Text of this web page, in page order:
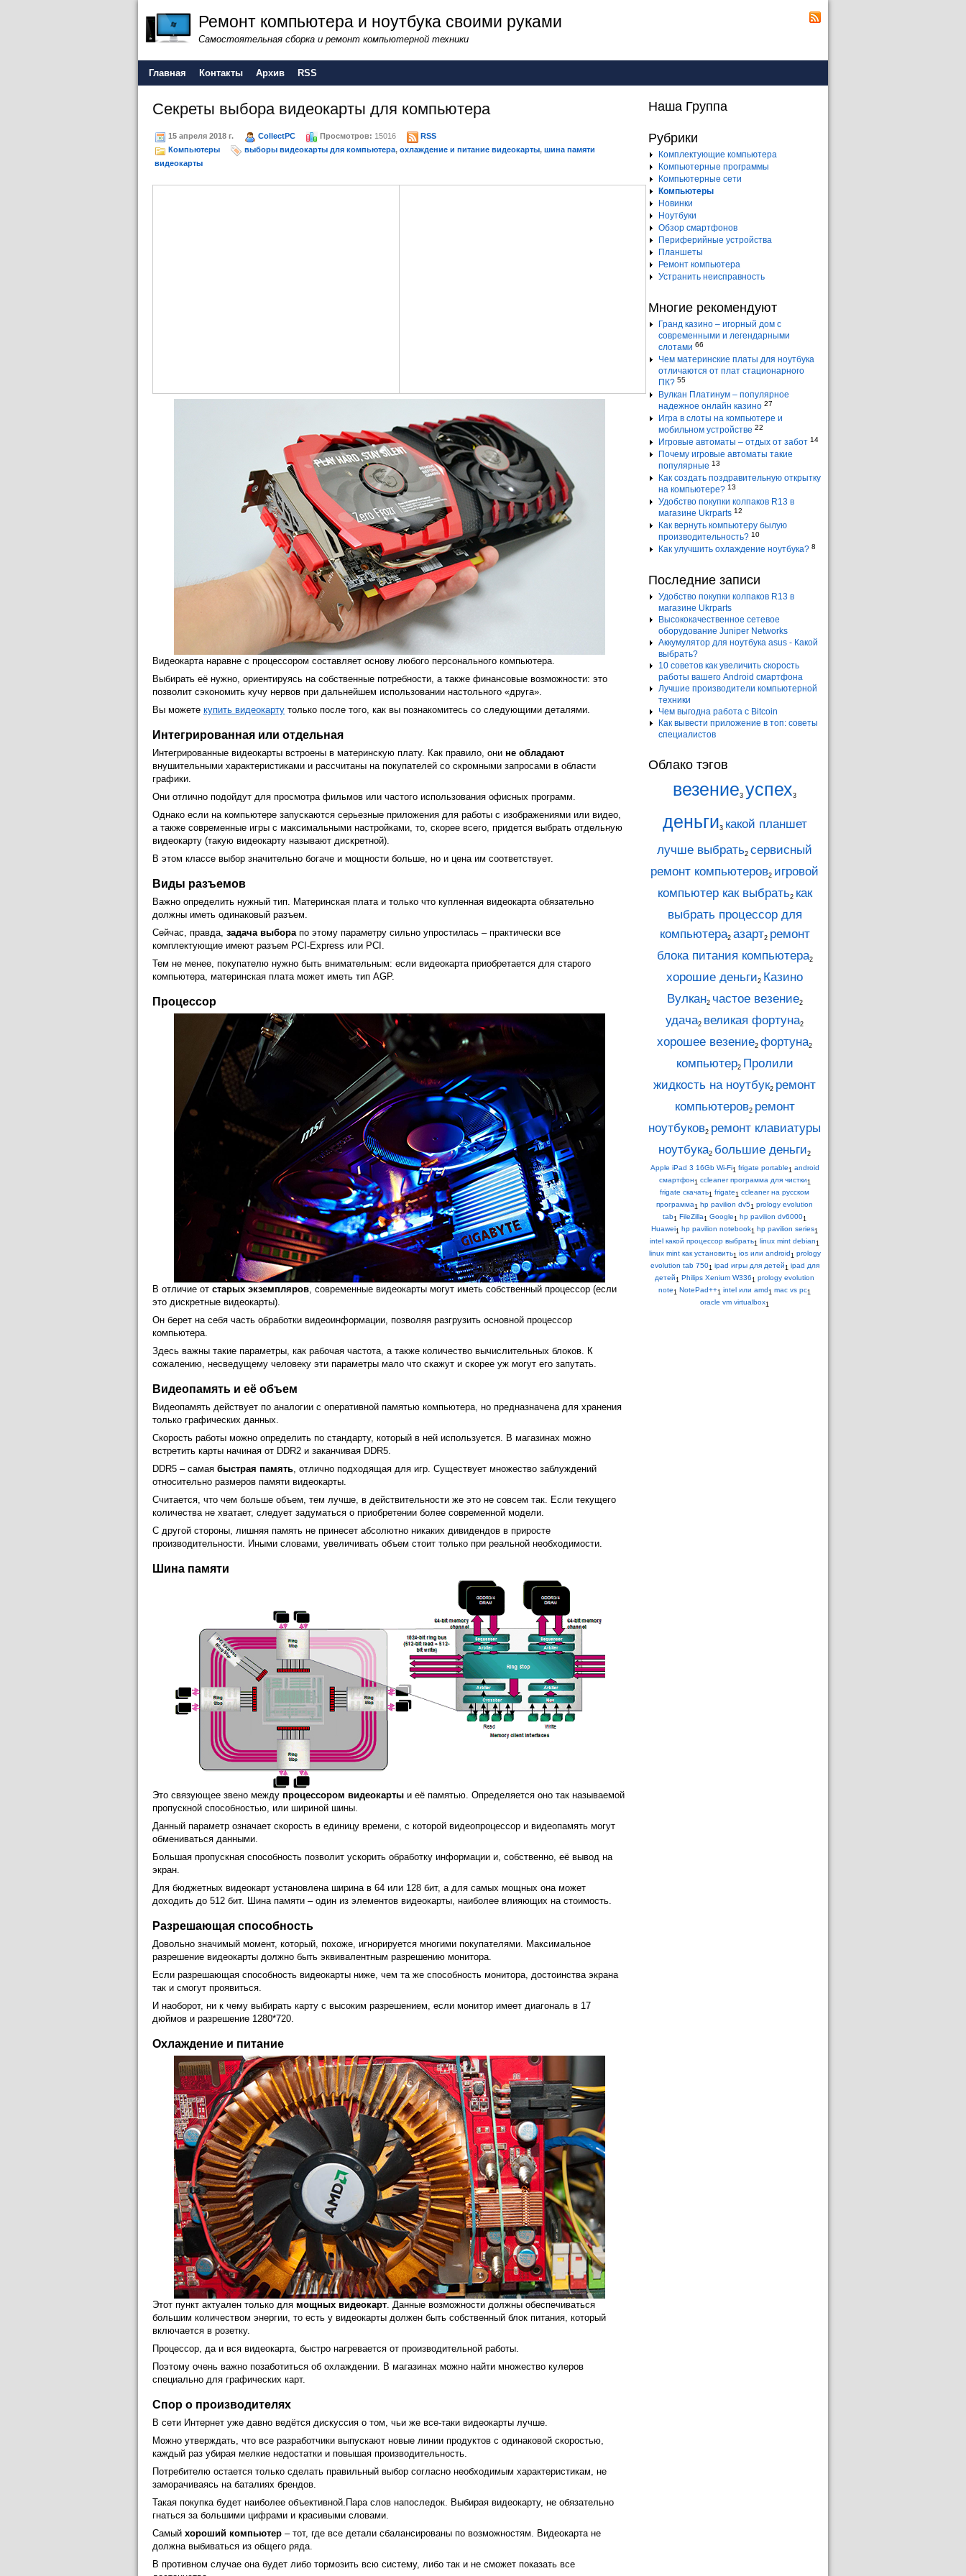
Ремонт компьютера и ноутбука своими руками
Самостоятельная сборка и ремонт компьютерной техники
Главная Контакты Архив RSS
Секреты выбора видеокарты для компьютера
15 апреля 2018 г. CollectPC Просмотров: 15016
RSS
Компьютеры
выборы видеокарты для компьютера, охлаждение и питание видеокарты, шина памяти
видеокарты
Видеокарта наравне с процессором составляет основу любого персонального компьютера.
Выбирать её нужно, ориентируясь на собственные потребности, а также финансовые возможности: это
позволит сэкономить кучу нервов при дальнейшем использовании настольного «друга».
Вы можете купить видеокарту только после того, как вы познакомитесь со следующими деталями.
Интегрированная или отдельная
Интегрированные видеокарты встроены в материнскую плату. Как правило, они не обладают
внушительными характеристиками и рассчитаны на покупателей со скромными запросами в области
графики.
Они отлично подойдут для просмотра фильмов или частого использования офисных программ.
Однако если на компьютере запускаются серьезные приложения для работы с изображениями или видео,
а также современные игры с максимальными настройками, то, скорее всего, придется выбрать отдельную
видеокарту (такую видеокарту называют дискретной).
В этом классе выбор значительно богаче и мощности больше, но и цена им соответствует.
Виды разъемов
Важно определить нужный тип. Материнская плата и только что купленная видеокарта обязательно
должны иметь одинаковый разъем.
Сейчас, правда, задача выборапо этому параметру сильно упростилась – практически все
комплектующие имеют разъем PCI-Express или PCI.
Тем не менее, покупателю нужно быть внимательным: если видеокарта приобретается для старого
компьютера, материнская плата может иметь тип AGP.
Процессор
В отличие от старых экземпляров, современные видеокарты могут иметь собственный процессор (если
это дискретные видеокарты).
Он берет на себя часть обработки видеоинформации, позволяя разгрузить основной процессор
компьютера.
Здесь важны такие параметры, как рабочая частота, а также количество вычислительных блоков. К
сожалению, несведущему человеку эти параметры мало что скажут и скорее уж могут его запутать.
Видеопамять и её объем
Видеопамять действует по аналогии с оперативной памятью компьютера, но предназначена для хранения
только графических данных.
Скорость работы можно определить по стандарту, который в ней используется. В магазинах можно
встретить карты начиная от DDR2 и заканчивая DDR5.
DDR5 – самая быстрая память, отлично подходящая для игр. Существует множество заблуждений
относительно размеров памяти видеокарты.
Считается, что чем больше объем, тем лучше, в действительности же это не совсем так. Если текущего
количества не хватает, следует задуматься о приобретении более современной модели.
С другой стороны, лишняя память не принесет абсолютно никаких дивидендов в приросте
производительности. Иными словами, увеличивать объем стоит только при реальной необходимости.
Шина памяти
Это связующее звено между процессором видеокарты и её памятью. Определяется оно так называемой
пропускной способностью, или шириной шины.
Данный параметр означает скорость в единицу времени, с которой видеопроцессор и видеопамять могут
обмениваться данными.
Большая пропускная способность позволит ускорить обработку информации и, собственно, её вывод на
экран.
Для бюджетных видеокарт установлена ширина в 64 или 128 бит, а для самых мощных она может
доходить до 512 бит. Шина памяти – один из элементов видеокарты, наиболее влияющих на стоимость.
Разрешающая способность
Довольно значимый момент, который, похоже, игнорируется многими покупателями. Максимальное
разрешение видеокарты должно быть эквивалентным разрешению монитора.
Если разрешающая способность видеокарты ниже, чем та же способность монитора, достоинства экрана
так и смогут проявиться.
И наоборот, ни к чему выбирать карту с высоким разрешением, если монитор имеет диагональ в 17
дюймов и разрешение 1280*720.
Охлаждение и питание
Этот пункт актуален только для мощных видеокарт. Данные возможности должны обеспечиваться
большим количеством энергии, то есть у видеокарты должен быть собственный блок питания, который
включается в розетку.
Процессор, да и вся видеокарта, быстро нагревается от производительной работы.
Поэтому очень важно позаботиться об охлаждении. В магазинах можно найти множество кулеров
специально для графических карт.
Спор о производителях
В сети Интернет уже давно ведётся дискуссия о том, чьи же все-таки видеокарты лучше.
Можно утверждать, что все разработчики выпускают новые линии продуктов с одинаковой скоростью,
каждый раз убирая мелкие недостатки и повышая производительность.
Потребителю остается только сделать правильный выбор согласно необходимым характеристикам, не
заморачиваясь на баталиях брендов.
Такая покупка будет наиболее объективной.Пара слов напоследок. Выбирая видеокарту, не обязательно
гнаться за большими цифрами и красивыми словами.
Самый хороший компьютер – тот, где все детали сбалансированы по возможностям. Видеокарта не
должна выбиваться из общего ряда.
В противном случае она будет либо тормозить всю систему, либо так и не сможет показать все
Наша Группа
Рубрики
Комплектующие компьютера
Компьютерные программы
Компьютерные сети
Компьютеры
Новинки
Ноутбуки
Обзор смартфонов
Периферийные устройства
Планшеты
Ремонт компьютера
Устранить неисправность
Многие рекомендуют
Гранд казино – игорный дом с
современными и легендарными
слотами 66
Чем материнские платы для ноутбука
отличаются от плат стационарного
ПК? 55
Вулкан Платинум – популярное
надежное онлайн казино 27
Игра в слоты на компьютере и
мобильном устройстве 22
Игровые автоматы – отдых от забот 14
Почему игровые автоматы такие
популярные 13
Как создать поздравительную открытку
на компьютере? 13
Удобство покупки колпаков R13 в
магазине Ukrparts 12
Как вернуть компьютеру былую
производительность? 10
Как улучшить охлаждение ноутбука? 8
Последние записи
Удобство покупки колпаков R13 в
магазине Ukrparts
Высококачественное сетевое
оборудование Juniper Networks
Аккумулятор для ноутбука asus - Какой
выбрать?
10 советов как увеличить скорость
работы вашего Android смартфона
Лучшие производители компьютерной
техники
Чем выгодна работа с Bitcoin
Как вывести приложение в топ: советы
специалистов
Облако тэгов
везение3 успех3
деньги3 какой планшет
лучше выбрать2 сервисный
ремонт компьютеров2 игровой
компьютер как выбрать2 как
выбрать процессор для
компьютера2 азарт2 ремонт
блока питания компьютера2
хорошие деньги2 Казино
Вулкан2 частое везение2
удача2 великая фортуна2
хорошее везение2 фортуна2
компьютер2 Пролили
жидкость на ноутбук2 ремонт
компьютеров2 ремонт
ноутбуков2 ремонт клавиатуры
ноутбука2 большие деньги2
Apple iPad 3 16Gb Wi-Fi1 frigate portable1 android
смартфон1 ccleaner программа для чистки1
frigate скачать1 frigate1 ccleaner на русском
программа1 hp pavilion dv51 prology evolution
tab1 FileZilla1 Google1 hp pavilion dv60001
Huawei1 hp pavilion notebook1 hp pavilion series1
intel какой процессор выбрать1 linux mint debian1
linux mint как установить1 ios или android1 prology
evolution tab 7501 ipad игры для детей1 ipad для
детей1 Philips Xenium W3361 prology evolution
note1 NotePad++1 intel или amd1 mac vs pc1
oracle vm virtualbox1